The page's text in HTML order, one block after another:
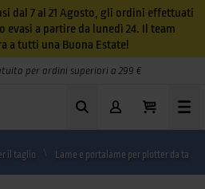
dal 7 al 21 Agosto, gli ordini effettuati
evasi a partire da lunedì 24. Il team
a tutti una Buona Estate!
per ordini superiori a 299 €
il taglio Lame e portalame per plotter da taglio